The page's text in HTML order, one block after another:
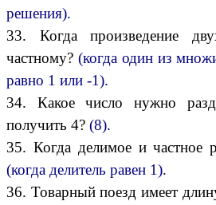
решения).
33. Когда произведение
частному? (когда один из
равно 1 или -1).
34. Какое число нужно
получить 4? (8).
35. Когда делимое и частное
(когда делитель равен 1).
36. Товарный поезд имеет